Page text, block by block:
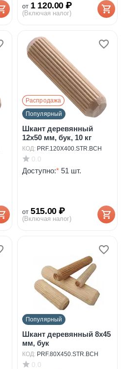
от 1 120.00 ₽
(Включая налог)
Распродажа
Популярный
Шкант деревянный
12х50 мм, бук, 10 кг
КОД: PRF.120X400.STR.BCH
0.0
Доступно:* 51 шт.
от 515.00 ₽
(Включая налог)
Популярный
Шкант деревянный 8х45
мм, бук
КОД: PRF.80X450.STR.BCH
0.0